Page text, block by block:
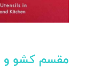
مقسم کشو و